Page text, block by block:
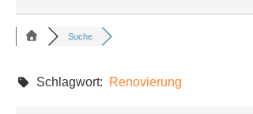
Suche
Schlagwort: Renovierung